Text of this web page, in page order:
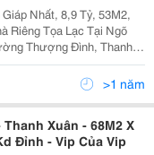
Nhất, 8,9 Tỷ, 53M2,
Thượng Đình, Thanh
6 Phòng Ngủ Và 5
Tưởng Cho Gia Đình...>1 năm
Xuân - 68M2 X
Đỉnh - Vip Của Vip